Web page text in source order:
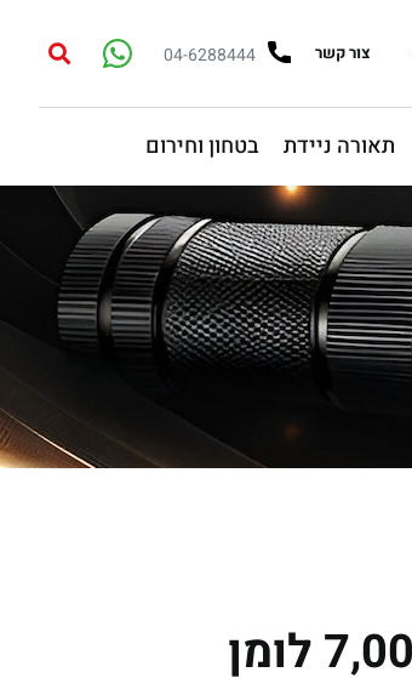
צור קשר 04-6288444
תאורה ניידת בטחון וחירום